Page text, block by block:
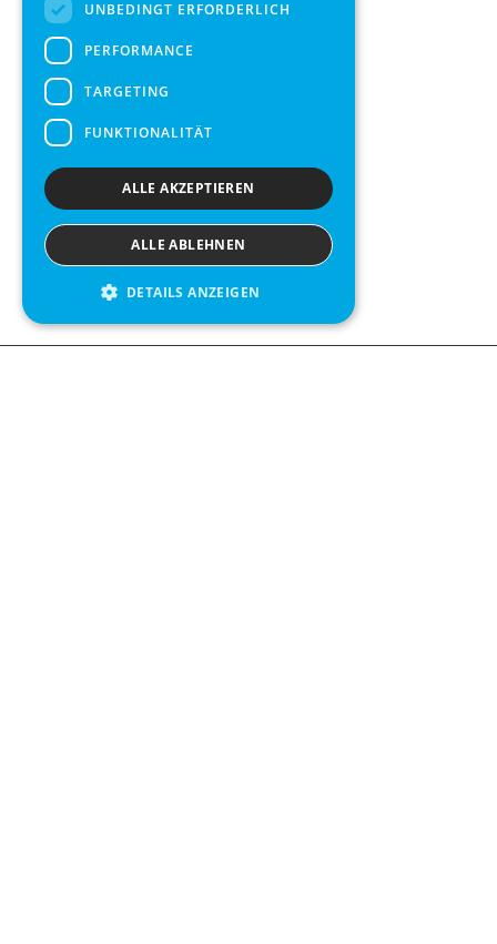
UNBEDINGT ERFORDERLICH
PERFORMANCE
TARGETING
FUNKTIONALITÄT
ALLE AKZEPTIEREN
ALLE ABLEHNEN
DETAILS ANZEIGEN